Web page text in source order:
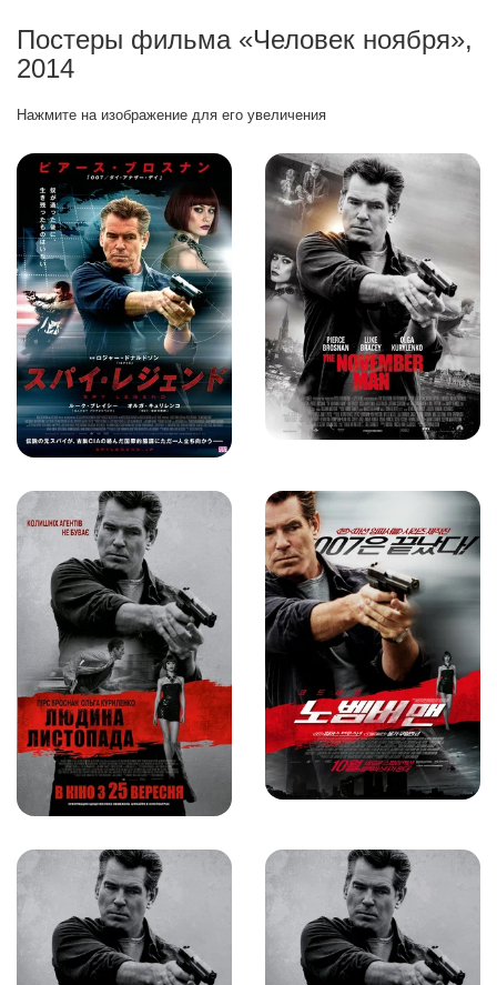
Постеры фильма «Человек ноября»,
2014
Нажмите на изображение для его увеличения